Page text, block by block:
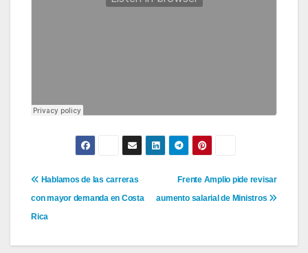
Navegación
de
entradas
Frente Amplio pide revisar
aumento salarial de Ministros
Hablamos de las carreras
con mayor demanda en Costa
Rica